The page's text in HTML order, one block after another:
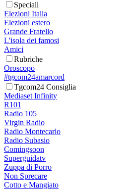
Speciali
Elezioni Italia
Elezioni estero
Grande Fratello
L'isola dei famosi
Amici
Rubriche
Oroscopo
#tgcom24amarcord
Tgcom24 Consiglia
Mediaset Infinity
R101
Radio 105
Virgin Radio
Radio Montecarlo
Radio Subasio
Comingsoon
Superguidatv
Zuppa di Porro
Non Sprecare
Cotto e Mangiato